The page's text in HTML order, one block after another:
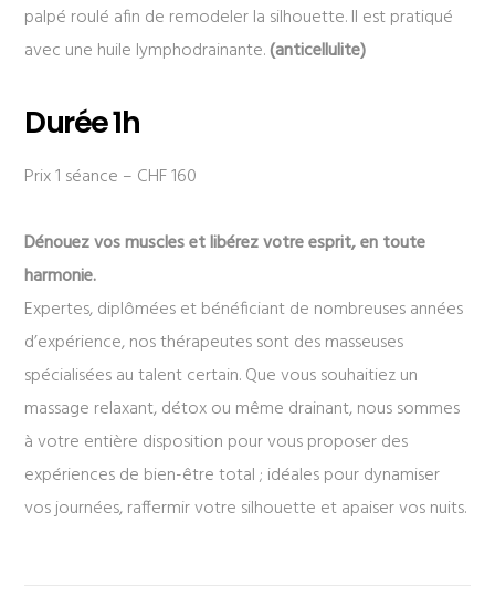
palpé roulé afin de remodeler la silhouette. Il est pratiqué
avec une huile lymphodrainante.(anticellulite)
Durée 1h
Prix 1 séance – CHF 160
Dénouez vos muscles et libérez votre esprit, en toute
harmonie.
Expertes, diplômées et bénéficiant de nombreuses années
d’expérience, nos thérapeutes sont des masseuses
spécialisées au talent certain. Que vous souhaitiez un
massage relaxant, détox ou même drainant, nous sommes
à votre entière disposition pour vous proposer des
expériences de bien-être total ; idéales pour dynamiser
vos journées, raffermir votre silhouette et apaiser vos nuits.